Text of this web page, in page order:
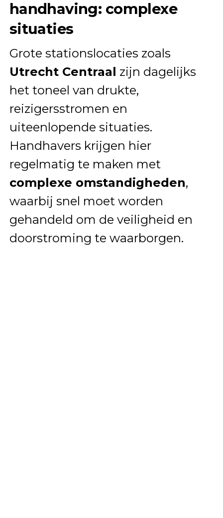
handhaving: complexe
situaties
Grote stationslocaties zoals
Utrecht Centraal zijn dagelijks
het toneel van drukte,
reizigersstromen en
uiteenlopende situaties.
Handhavers krijgen hier
regelmatig te maken met
complexe omstandigheden,
waarbij snel moet worden
gehandeld om de veiligheid en
doorstroming te waarborgen.